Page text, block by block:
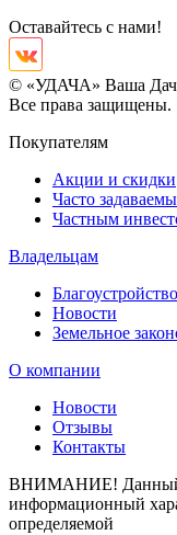
Оставайтесь с нами!
© «УДАЧА» Ваша
Все права защищены.
Покупателям
Акции и скидки
Часто
Частным
Владельцам
Новости
Земельное
О компании
Новости
Отзывы
Контакты
ВНИМАНИЕ! Данный
информационный
определяемой